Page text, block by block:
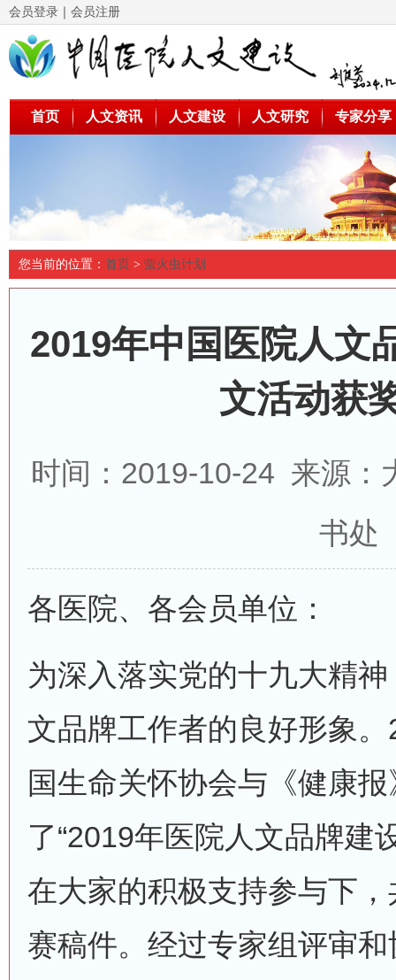
会员登录 ｜ 会员注册
首页 人文资讯 人文建设 人文研究 专家分享
您当前的位置： 首页 > 萤火虫计划
2019年中国医院人文
文活动获
时间：2019-10-24 来源：
书处
各医院、各会员单位：
为深入落实党的十九大精
文品牌工作者的良好形象
国生命关怀协会与《健康
了“2019年医院人文品牌建
在大家的积极支持参与下
赛稿件。经过专家组评审